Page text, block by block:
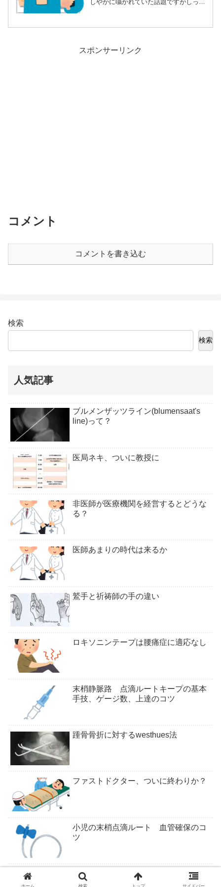
しやかに囁かれていた話題ですがしっか
スポンサーリンク
コメント
コメントを書き込む
検索
検索
人気記事
ブルメンザッツライン(blumensaat's
line)って？
医局ネキ、ついに教授に
非医師が医療機関を経営するとどうな
る？
医師あまりの時代は来るか
鷲手と祈祷師の手の違い
ロキソニンテープは腰痛症に適応なし
末梢静脈路 点滴ルートキープの基本
手技、ゲージ数、上達のコツ
踵骨骨折に対するwesthues法
ファストドクター、ついに終わりか？
小児の末梢点滴ルート 血管確保のコ
ツ
ついにくるか医学部定員削減
ホーム 検索 トップ サイドバー